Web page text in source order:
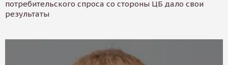
потребительского спроса со стороны ЦБ дало свои
результаты